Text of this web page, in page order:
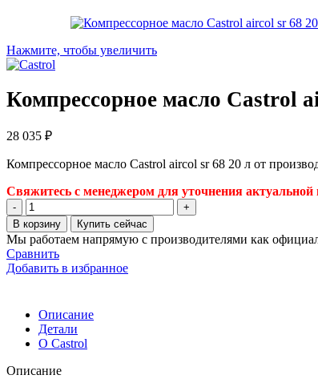
Нажмите, чтобы увеличить
Компрессорное масло Castrol
28 035 ₽
Компрессорное масло Castrol aircol sr 68 20 л от
Свяжитесь с менеджером для уточнения
Количество
товара
Компрессорное
масло
Castrol
aircol
20
л
В корзину Купить сейчас
Мы работаем напрямую с производителями как
Сравнить
Добавить в избранное
Описание
Детали
О Castrol
Описание